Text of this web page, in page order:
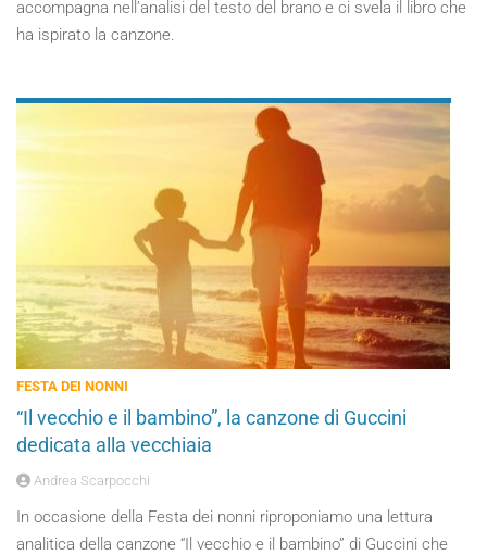
accompagna nell’analisi del testo del brano e ci svela il libro che
ha ispirato la canzone.
FESTA DEI NONNI
“Il vecchio e il bambino”, la canzone di Guccini
dedicata alla vecchiaia
Andrea Scarpocchi
In occasione della Festa dei nonni riproponiamo una lettura
analitica della canzone “Il vecchio e il bambino” di Guccini che